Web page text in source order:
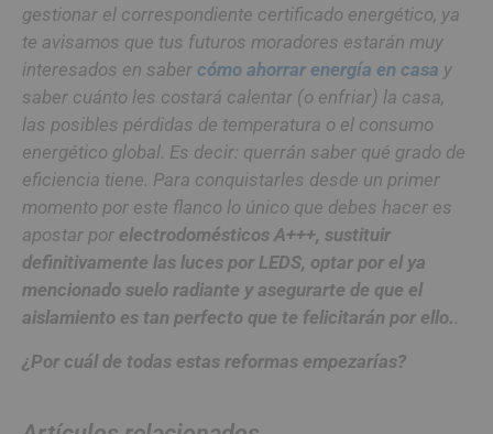
gestionar el correspondiente certificado energético, ya
te avisamos que tus futuros moradores estarán muy
interesados en saber cómo ahorrar energía en casa y
saber cuánto les costará calentar (o enfriar) la casa,
las posibles pérdidas de temperatura o el consumo
energético global. Es decir: querrán saber qué grado de
eficiencia tiene. Para conquistarles desde un primer
momento por este flanco lo único que debes hacer es
apostar por electrodomésticos A+++, sustituir
definitivamente las luces por LEDS, optar por el ya
mencionado suelo radiante y asegurarte de que el
aislamiento es tan perfecto que te felicitarán por ello..
¿Por cuál de todas estas reformas empezarías?